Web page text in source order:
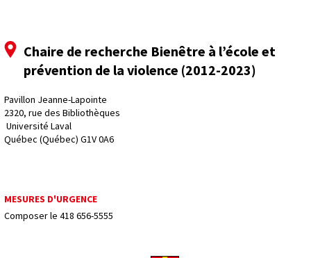
Chaire de recherche Bienêtre à l’école et
prévention de la violence (2012-2023)
Pavillon Jeanne-Lapointe
2320, rue des Bibliothèques
Université Laval
Québec (Québec) G1V 0A6
MESURES D'URGENCE
Composer le 418 656-5555